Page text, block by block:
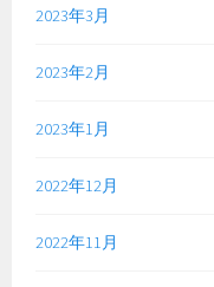
2023年3月
2023年2月
2023年1月
2022年12月
2022年11月